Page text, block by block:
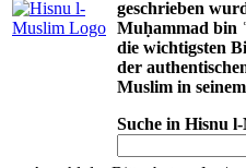
geschrieben
Muḥammad bin
die wichtigsten
der
Muslim in
Suche in Hisnu